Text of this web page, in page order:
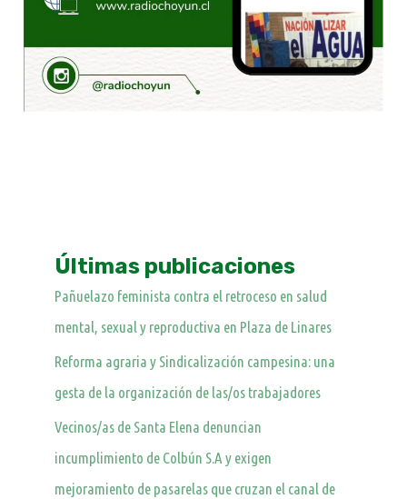
Últimas publicaciones
Pañuelazo feminista contra el retroceso en salud
mental, sexual y reproductiva en Plaza de Linares
Reforma agraria y Sindicalización campesina: una
gesta de la organización de las/os trabajadores
Vecinos/as de Santa Elena denuncian
incumplimiento de Colbún S.A y exigen
mejoramiento de pasarelas que cruzan el canal de